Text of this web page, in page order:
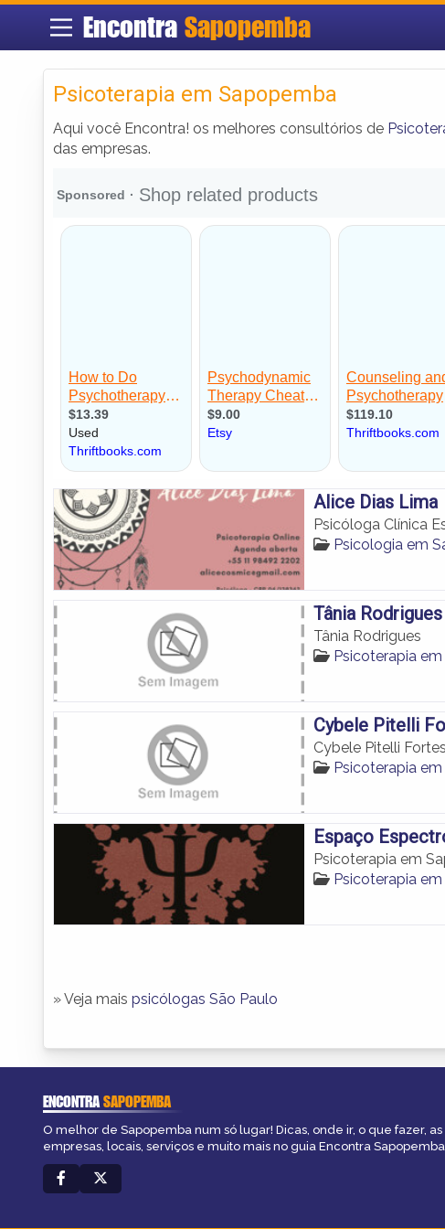
Encontra Sapopemba
Psicoterapia em Sapopemba
Aqui você Encontra! os melhores consultórios de
das empresas.
Alice Dias Lima
Psicóloga Clínica
Psicologia em
Tânia Rodrigues
Tânia Rodrigues
Psicoterapia
Cybele Pitelli
Cybele Pitelli
Psicoterapia
Espaço
Psicoterapia em
Psicoterapia
» Veja mais psicólogas São Paulo
ENCONTRASAPOPEMBA
O melhor de Sapopemba num só lugar! Dicas, onde ir, o que fazer,
empresas, locais, serviços e muito mais no guia Encontra Sapopemba.